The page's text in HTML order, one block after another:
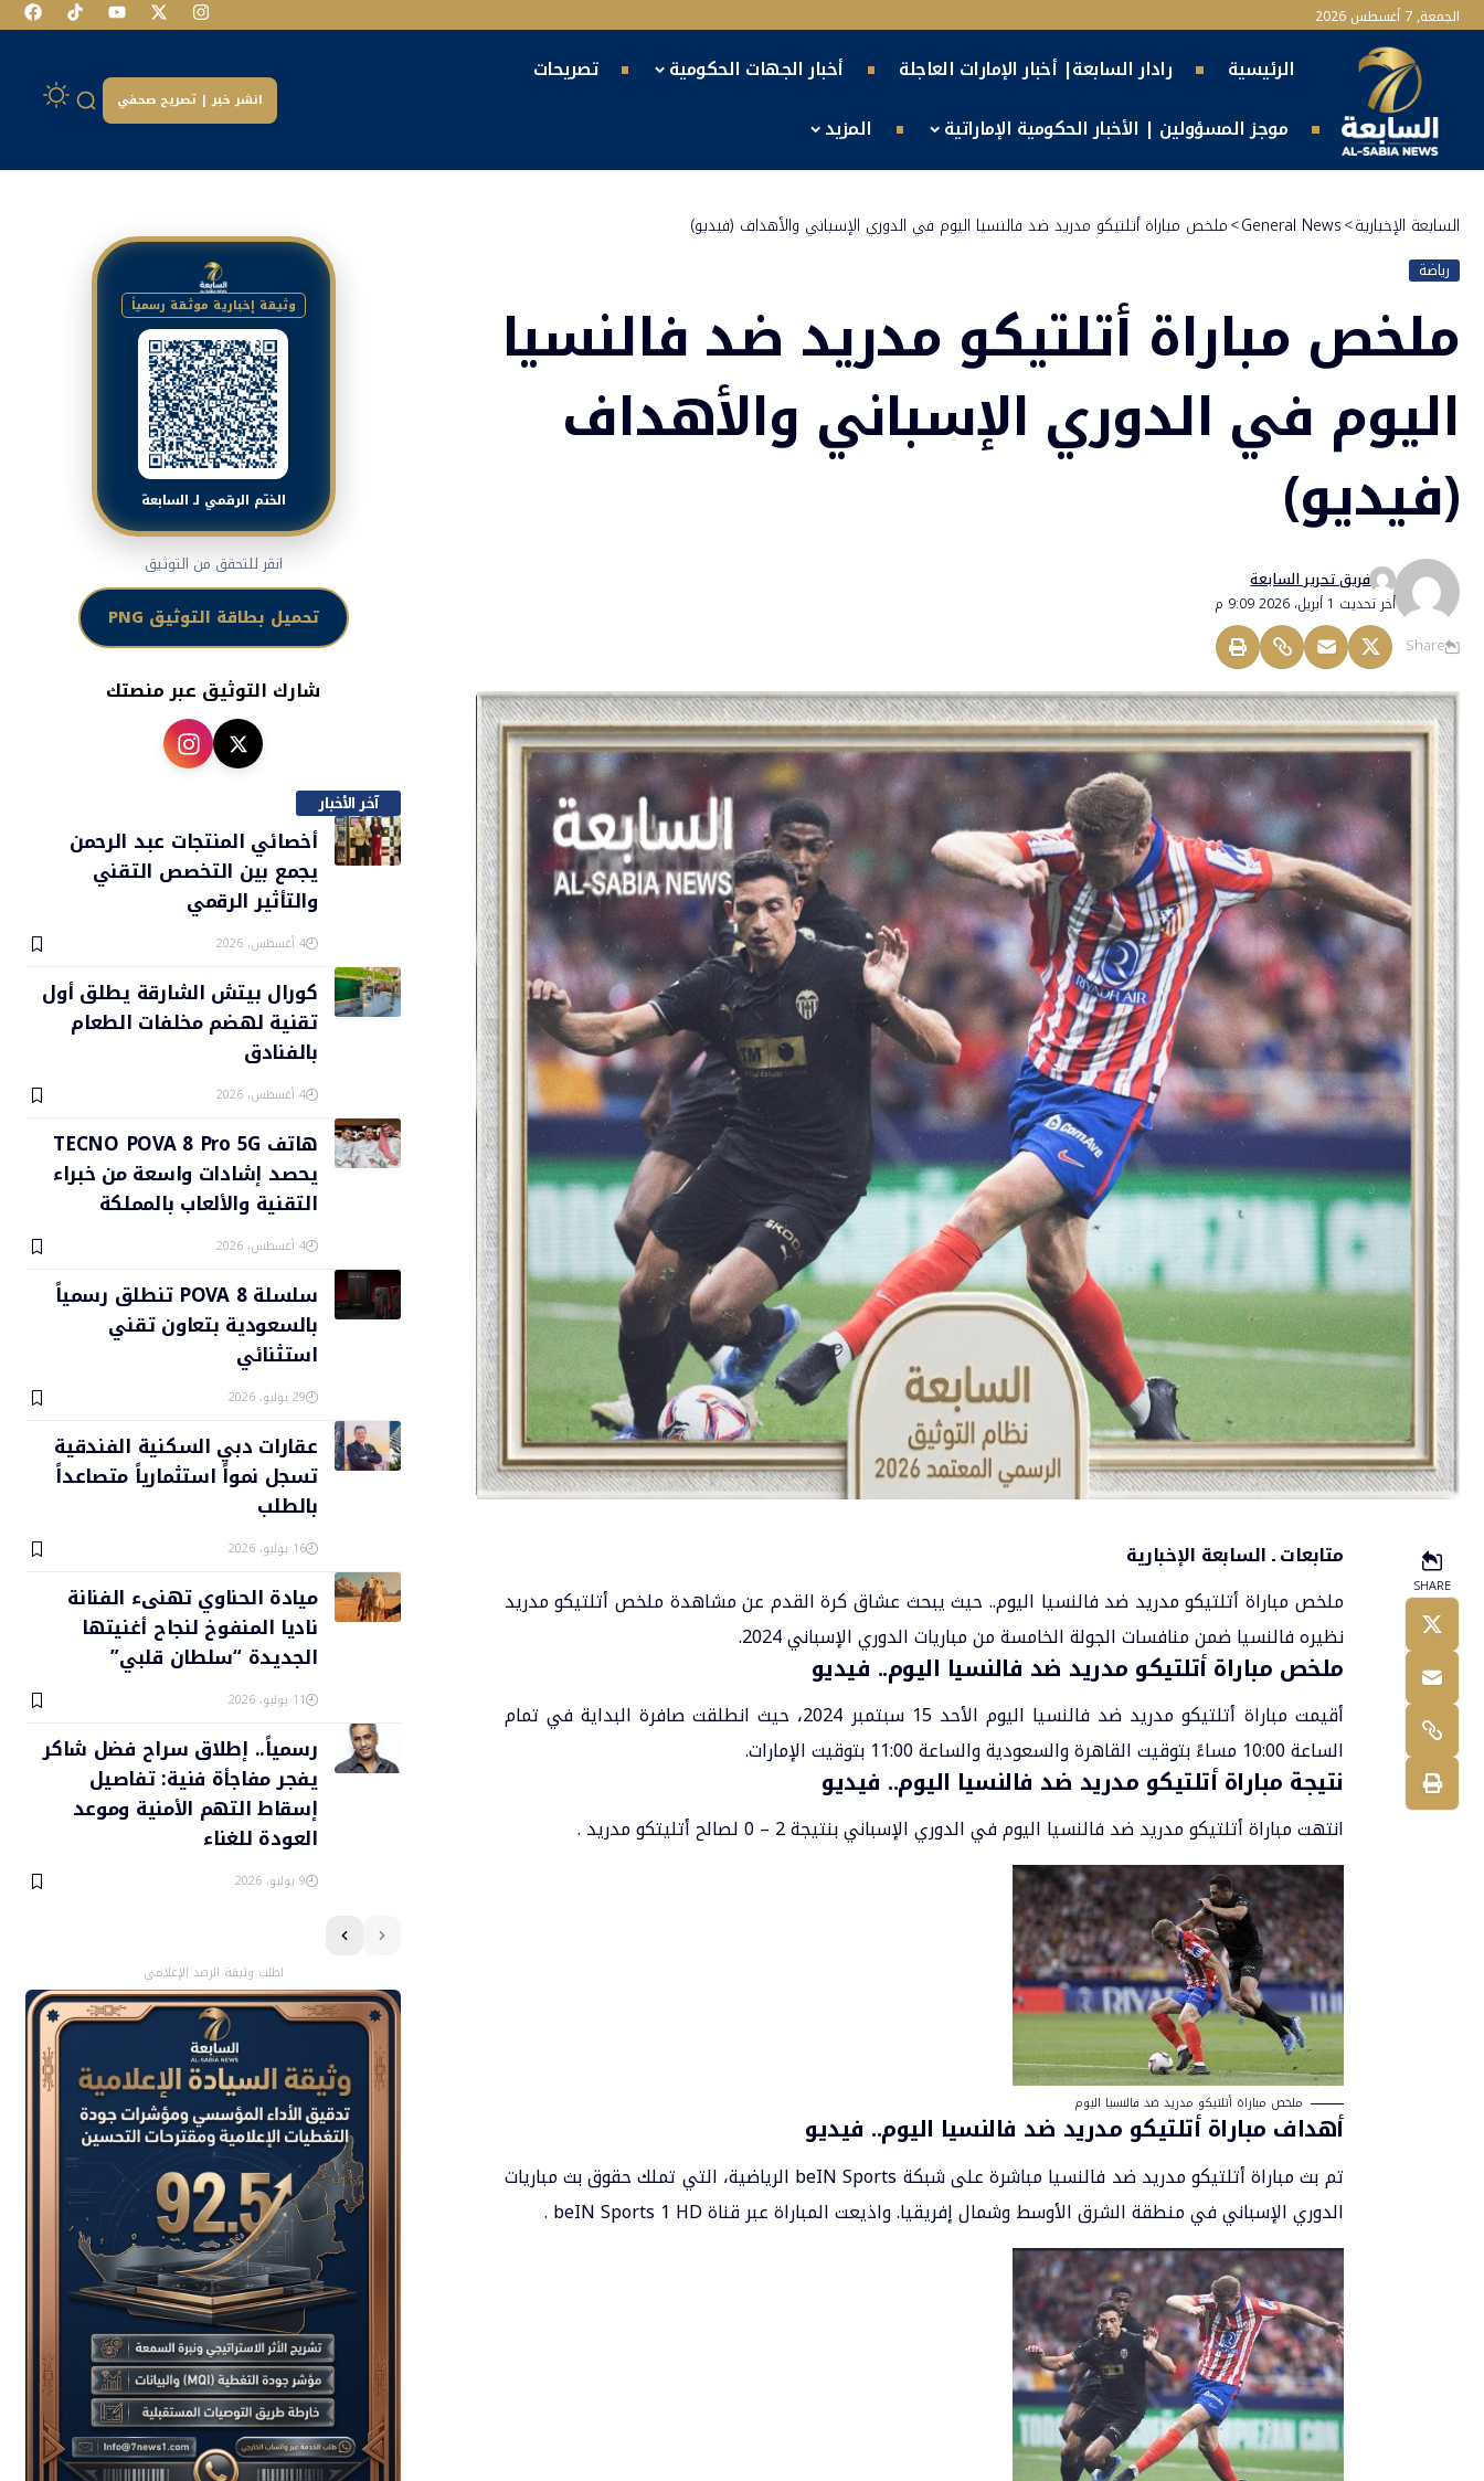
الجمعة, 7 أغسطس 2026
الرئيسية رادار السابعة| أخبار الإمارات العاجلة أخبار الجهات الحكومية
تصريحات
موجز المسؤولين | الأخبار الحكومية الإماراتية
المزيد
انشر خبر | تصريح صحفي
السابعة الإخبارية>
General News
>ملخص مباراة أتلتيكو مدريد ضد فالنسيا اليوم في الدوري الإسباني والأهداف (فيديو)
رياضة
ملخص مباراة أتلتيكو مدريد ضد فالنسيا
اليوم في الدوري الإسباني والأهداف
(فيديو)
أخر تحديث 1 أبريل، 2026 9:09 م
فريق تحرير السابعة
Share
SHARE
متابعات ـ السابعة الإخبارية
ملخص مباراة أتلتيكو مدريد ضد فالنسيا اليوم.. حيث يبحث عشاق كرة القدم عن مشاهدة ملخص أتلتيكو مدريد
نظيره فالنسيا ضمن منافسات الجولة الخامسة من مبارياتالدوري الإسباني2024.
ملخص مباراة أتلتيكو مدريد ضد فالنسيا اليوم.. فيديو
أقيمت مباراة أتلتيكو مدريد ضد فالنسيا
اليوم الأحد 15 سبتمبر 2024، حيث انطلقت صافرة البداية في تمام
الساعة 10:00 مساءً بتوقيت القاهرة والسعودية والساعة 11:00 بتوقيت الإمارات.
نتيجة مباراة أتلتيكو مدريد ضد فالنسيا اليوم.. فيديو
انتهت مباراة أتلتيكو مدريد ضد فالنسيا اليوم في الدوري الإسباني بنتيجة 2 – 0 لصالح أتليتكو مدريد .
ملخص مباراة أتلتيكو مدريد ضد فالنسيا اليوم
أهداف مباراة أتلتيكو مدريد ضد فالنسيا اليوم.. فيديو
تم بث مباراة أتلتيكو مدريد ضد فالنسيا مباشرة على شبكة beIN Sports الرياضية، التي تملك حقوق بث مباريات
الدوري الإسباني في منطقة الشرق الأوسط وشمال إفريقيا. واذيعت المباراة عبر قناة beIN Sports 1 HD .
وثيقة إخبارية موثقة رسمياً
الختم الرقمي لـ السابعة
انقر للتحقق من التوثيق
تحميل بطاقة التوثيق PNG
شارك التوثيق عبر منصتك
آخر الأخبار
أخصائي المنتجات عبد الرحمن
يجمع بين التخصص التقني
والتأثير الرقمي
4 أغسطس، 2026
كورال بيتش الشارقة يطلق أول
تقنية لهضم مخلفات الطعام
بالفنادق
4 أغسطس، 2026
هاتف TECNO POVA 8 Pro 5G
يحصد إشادات واسعة من خبراء
التقنية والألعاب بالمملكة
4 أغسطس، 2026
سلسلة POVA 8 تنطلق رسمياً
بالسعودية بتعاون تقني
استثنائي
29 يوليو، 2026
عقارات دبي السكنية الفندقية
تسجل نمواً استثمارياً متصاعداً
بالطلب
16 يوليو، 2026
ميادة الحناوي تهنىء الفنانة
ناديا المنفوخ لنجاح أغنيتها
الجديدة “سلطان قلبي”
11 يوليو، 2026
رسمياً.. إطلاق سراح فضل شاكر
يفجر مفاجأة فنية: تفاصيل
إسقاط التهم الأمنية وموعد
العودة للغناء
9 يوليو، 2026
اطلب وثيقة الرصد الإعلامي